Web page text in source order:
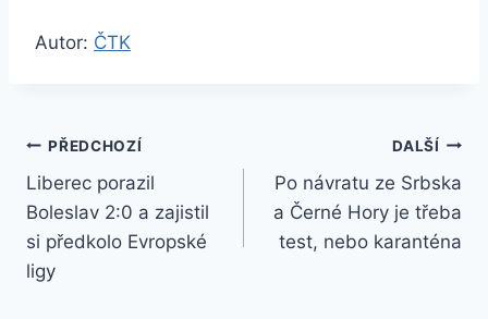
Autor: ČTK
Navigace
pro
příspěvek
PŘEDCHOZÍ
Liberec porazil
Boleslav 2:0 a zajistil
si předkolo Evropské
ligy
DALŠÍ
Po návratu ze Srbska
a Černé Hory je třeba
test, nebo karanténa